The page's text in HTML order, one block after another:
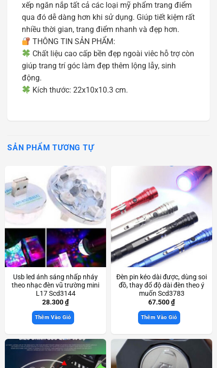
xếp ngăn nắp tất cả các loại mỹ phẩm trang điểm
qua đó dễ dàng hơn khi sử dụng. Giúp tiết kiệm rất
nhiều thời gian, trang điểm nhanh và đẹp hơn.
THÔNG TIN SẢN PHẨM:
Chất liệu cao cấp bền đẹp ngoài viêc hỗ trợ còn
giúp trang trí góc làm đẹp thêm lộng lẫy, sinh
động.
Kích thước: 22x10x10.3 cm.
SẢN PHẨM TƯƠNG TỰ
Usb led ánh sáng nhấp nháy
theo nhạc đèn vũ trường mini
L17 Scd3144
28.300₫
Thêm Vào Giỏ
Đèn pin kéo dài được, dùng soi
đồ, thay đổ độ dài đèn theo ý
muốn Scd3783
67.500₫
Thêm Vào Giỏ